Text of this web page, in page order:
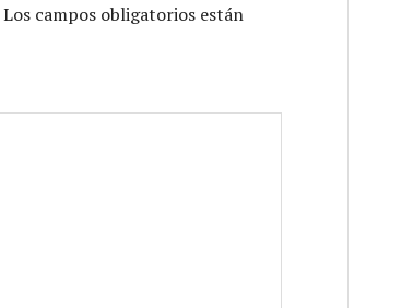
Los campos obligatorios están